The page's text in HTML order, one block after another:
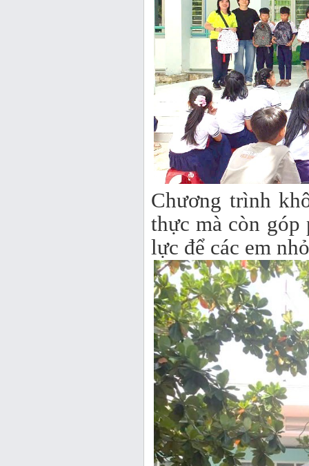
Chương trình
thực mà còn góp
lực để các em